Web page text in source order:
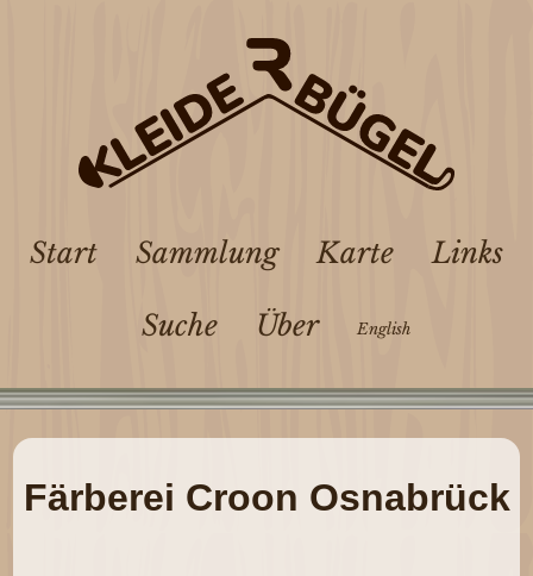
Start Sammlung Karte Links
Suche Über English
Färberei Croon Osnabrück